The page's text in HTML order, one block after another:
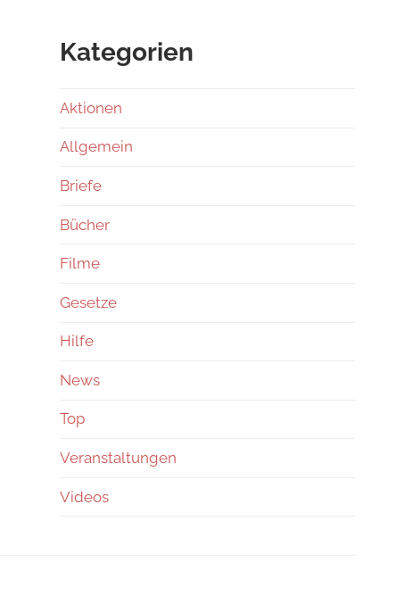
Kategorien
Aktionen
Allgemein
Briefe
Bücher
Filme
Gesetze
Hilfe
News
Top
Veranstaltungen
Videos